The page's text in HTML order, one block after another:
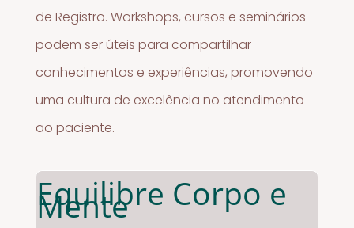
de Registro. Workshops, cursos e seminários
podem ser úteis para compartilhar
conhecimentos e experiências, promovendo
uma cultura de excelência no atendimento
ao paciente.
Equilibre Corpo e
Mente